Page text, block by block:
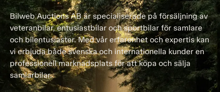
Bilweb Auctions AB är specialiserade på försäljning av
veteranbilar, entusiastbilar och sportbilar för samlare
och bilentusiaster. Med vår erfarenhet och expertis kan
vi erbjuda både svenska och internationella kunder en
professionell marknadsplats för att köpa och sälja
samlarbilar.